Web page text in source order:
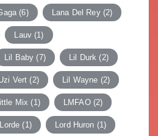
(6) Lana Del Rey(2)
Lauv (1)
Lil Baby (7) Lil Durk (2)
Vert (2) Lil Wayne (2)
Mix (1) LMFAO(2)
Lorde (1) Lord Huron (1)